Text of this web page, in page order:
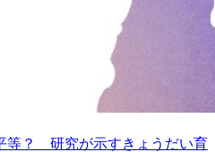
等？ 研究が示すきょうだい育